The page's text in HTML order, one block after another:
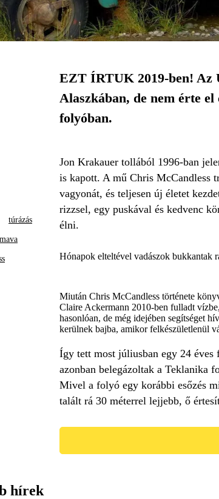
túrázás
EZT ÍRTUK 2019-ben! Az
Alaszkában, de nem érte
folyóban.
Jon Krakauer tollából 1996-ban
is kapott. A mű Chris McCandless
vagyonát, és teljesen új életet
rizzsel, egy puskával és kedvenc
élni.
Hónapok elteltével vadászok bukkantak
Miután Chris McCandless története
Claire Ackermann 2010-ben fulladt
hasonlóan, de még idejében segítséget
kerülnek bajba, amikor felkészületlenül
Így tett most júliusban egy 24
azonban belegázoltak a Teklanika
Mivel a folyó egy korábbi esőzés
talált rá 30 méterrel lejjebb, ő
hírek